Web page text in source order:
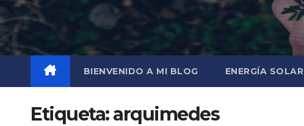
BIENVENIDO A MI BLOG ENERGÍA SOLAR
Etiqueta:arquimedes